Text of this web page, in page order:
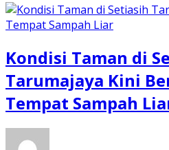
Kondisi Taman di
Tarumajaya Kini
Tempat Sampah